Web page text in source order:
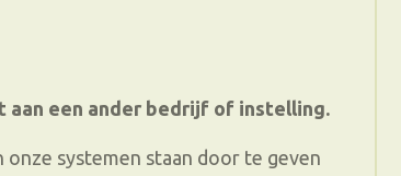
aan een ander bedrijf of instelling.
systemen staan door te geven